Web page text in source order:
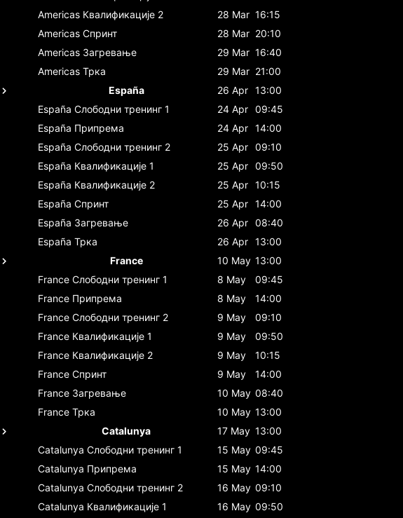
Americas Квалификације 2 28 Mar 16:15
Americas Спринт 28 Mar 20:10
Americas Загревање 29 Mar 16:40
Americas Трка 29 Mar 21:00
España
26 Apr 13:00
España Слободни тренинг 1 24 Apr 09:45
España Припрема 24 Apr 14:00
España Слободни тренинг 2 25 Apr 09:10
España Квалификације 1 25 Apr 09:50
España Квалификације 2 25 Apr 10:15
España Спринт 25 Apr 14:00
España Загревање 26 Apr 08:40
España Трка 26 Apr 13:00
France
10 May 13:00
France Слободни тренинг 1 8 May
09:45
France Припрема 8 May
14:00
France Слободни тренинг 2 9 May
09:10
France Квалификације 1 9 May
09:50
France Квалификације 2 9 May
10:15
France Спринт 9 May
14:00
France Загревање 10 May 08:40
France Трка 10 May 13:00
Catalunya
17 May 13:00
Catalunya Слободни тренинг 1 15 May 09:45
Catalunya Припрема 15 May 14:00
Catalunya Слободни тренинг 2 16 May 09:10
Catalunya Квалификације 1 16 May 09:50